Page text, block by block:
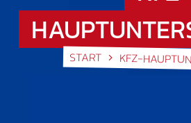
START KFZ-